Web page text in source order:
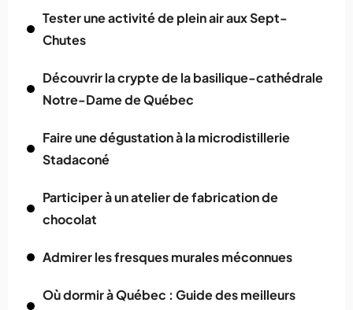
Tester une activité de plein air aux Sept-
Chutes
Découvrir la crypte de la basilique-cathédrale
Notre-Dame de Québec
Faire une dégustation à la microdistillerie
Stadaconé
Participer à un atelier de fabrication de
chocolat
Admirer les fresques murales méconnues
Où dormir à Québec : Guide des meilleurs